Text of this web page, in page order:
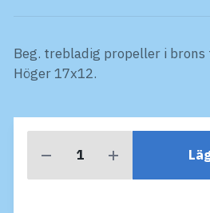
Beg. trebladig propeller i brons
Höger 17x12.